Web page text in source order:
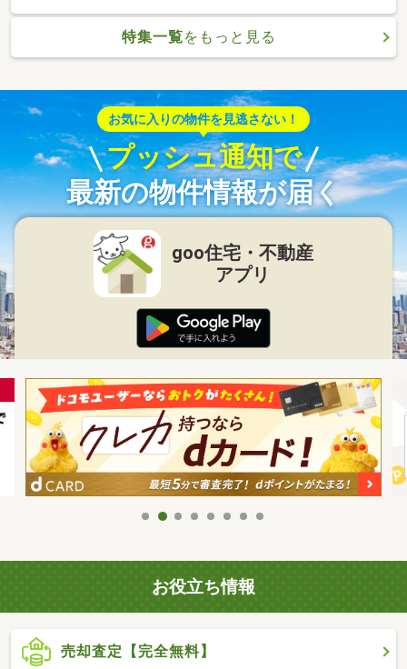
特集一覧をもっと見る
お気に入りの物件を見逃さない！
プッシュ通知で
最新の物件情報が届く
goo住宅・不動産
アプリ
お役立ち情報
売却査定【完全無料】